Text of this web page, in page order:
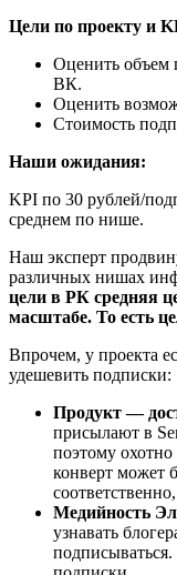
Цели по проекту и
Оценить объем
ВК.
Оценить
Стоимость
Наши ожидания:
KPI по 30 рублей/
среднем по нише.
Наш эксперт
различных нишах
цели в РК средняя
масштабе. То есть
Впрочем, у проекта
удешевить подписки:
Продукт —
присылают в
поэтому
конверт может
Медийность
узнавать